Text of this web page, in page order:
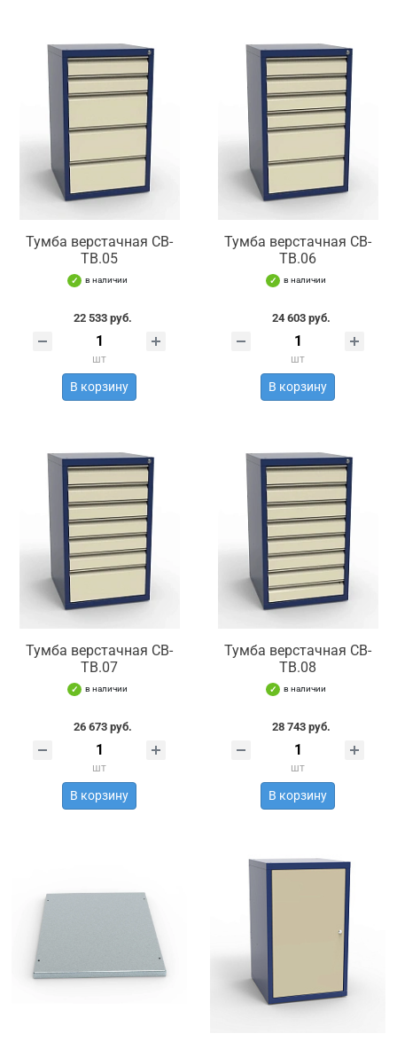
Тумба верстачная СВ-
ТВ.05
в наличии
22 533 руб.
шт
В корзину
Тумба верстачная СВ-
ТВ.06
в наличии
24 603 руб.
шт
В корзину
Тумба верстачная СВ-
ТВ.07
в наличии
26 673 руб.
шт
В корзину
Тумба верстачная СВ-
ТВ.08
в наличии
28 743 руб.
шт
В корзину